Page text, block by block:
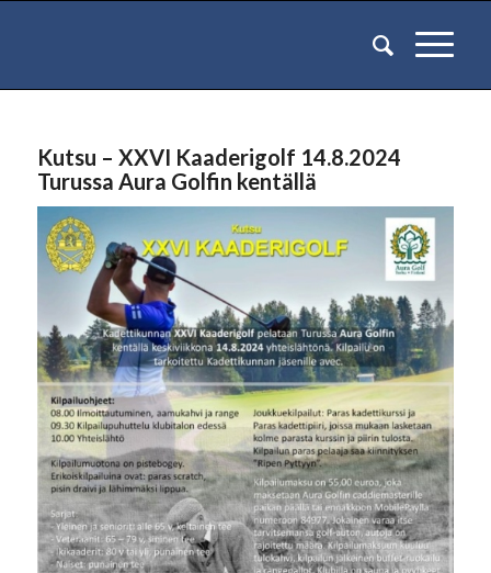
Kutsu – XXVI Kaaderigolf 14.8.2024
Turussa Aura Golfin kentällä